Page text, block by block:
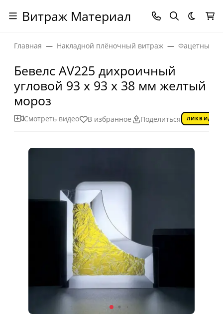
Витраж Материал Темная
Главная Накладной плёночный витраж Фацетные
Бевелс AV225 дихроичный
угловой 93 х 93 х 38 мм желтый
мороз
Смотреть видео В избранное Поделиться